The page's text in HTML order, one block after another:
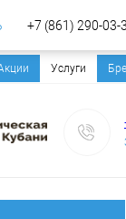
Услуги
+7 (861) 290-03-